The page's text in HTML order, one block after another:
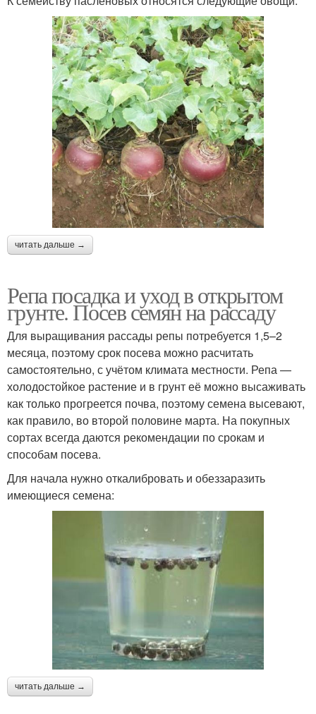
читать дальше →
Репа посадка и уход в открытом
грунте. Посев семян на рассаду
Для выращивания рассады репы потребуется 1,5–2
месяца, поэтому срок посева можно расчитать
самостоятельно, с учётом климата местности. Репа —
холодостойкое растение и в грунт её можно высаживать
как только прогреется почва, поэтому семена высевают,
как правило, во второй половине марта. На покупных
сортах всегда даются рекомендации по срокам и
способам посева.
Для начала нужно откалибровать и обеззаразить
имеющиеся семена:
читать дальше →